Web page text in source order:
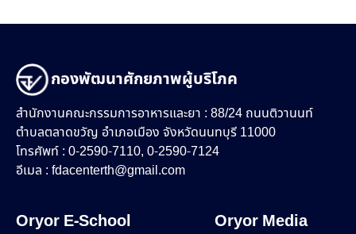
กองพัฒนาศักยภาพผู้บริโภค
สำนักงานคณะกรรมการอาหารและยา : 88/24 ถนนติวานนท์
ตำบลตลาดขวัญ อำเภอเมือง จังหวัดนนทบุรี 11000
โทรศัพท์ : 0-2590-7110, 0-2590-7124
อีเมล : fdacenterth@gmail.com
Oryor E-School Oryor Media